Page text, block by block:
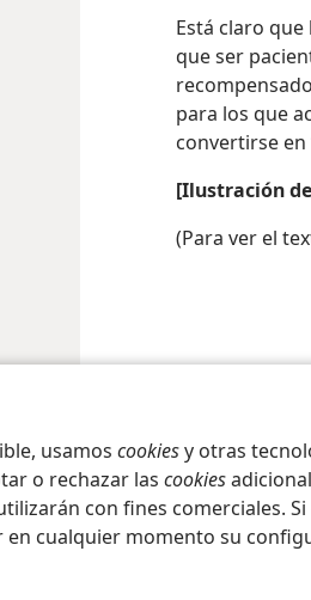
usamos cookiesy otras
o rechazar las cookies
con fines comerciales.
en cualquier momento su
(Mateo 17:27
Está claro
que ser
para los que
convertirse en
[Ilustración
of Pennsylvania Condiciones de uso